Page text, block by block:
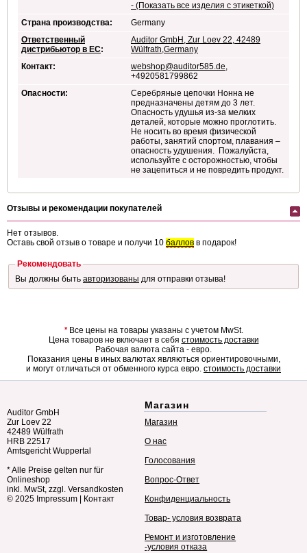
- (Показать все изделия с этикеткой)
Страна производства:
Germany
Ответственный
дистрибьютор в ЕС:
Auditor GmbH, Zur Loev 22, 42489
Wülfrath,Germany
Контакт:
webshop@auditor585.de,
+4920581799862
Опасности:
Серебряные цепочки Нонна не
предназначены детям до 3 лет.
Опасность удушья из-за мелких
деталей, которые можно проглотить.
Не носить во время физической
работы, занятий спортом, плавания –
опасность удушения. Пожалуйста,
используйте с осторожностью, чтобы
не зацепиться и не повредить продукт.
Отзывы и рекомендации покупателей
Нет отзывов.
Оставь свой отзыв о товаре и получи 10 баллов в подарок!
Рекомендовать
Вы должны быть авторизованы для отправки отзыва!
*Все цены на товары указаны с учетом MwSt.
Цена товаров не включает в себя стоимость доставки
Рабочая валюта сайта - евро.
Показания цены в иных валютах являються ориентировочными,
и могут отличаться от обменного курса евро. стоимость доставки
Auditor GmbH
Zur Loev 22
42489 Wülfrath
HRB 22517
Amtsgericht Wuppertal
* Alle Preise gelten nur für
Onlineshop
inkl. MwSt, zzgl. Versandkosten
© 2025 Impressum Контакт
Магазин
Магазин
О нас
Голосования
Вопрос-Ответ
Конфиденциальность
Товар- условия возврата
Ремонт и изготовление
-условия отказа